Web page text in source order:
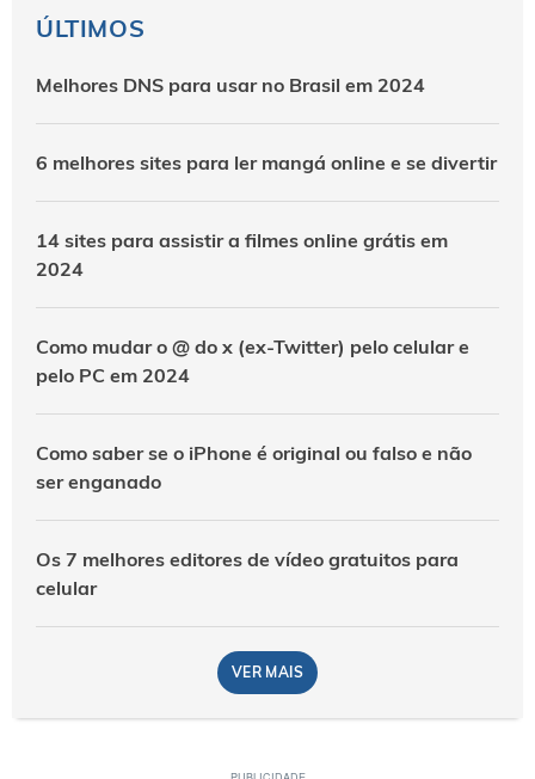
ÚLTIMOS
Melhores DNS para usar no Brasil em 2024
6 melhores sites para ler mangá online e se divertir
14 sites para assistir a filmes online grátis em
2024
Como mudar o @ do x (ex-Twitter) pelo celular e
pelo PC em 2024
Como saber se o iPhone é original ou falso e não
ser enganado
Os 7 melhores editores de vídeo gratuitos para
celular
VER MAIS